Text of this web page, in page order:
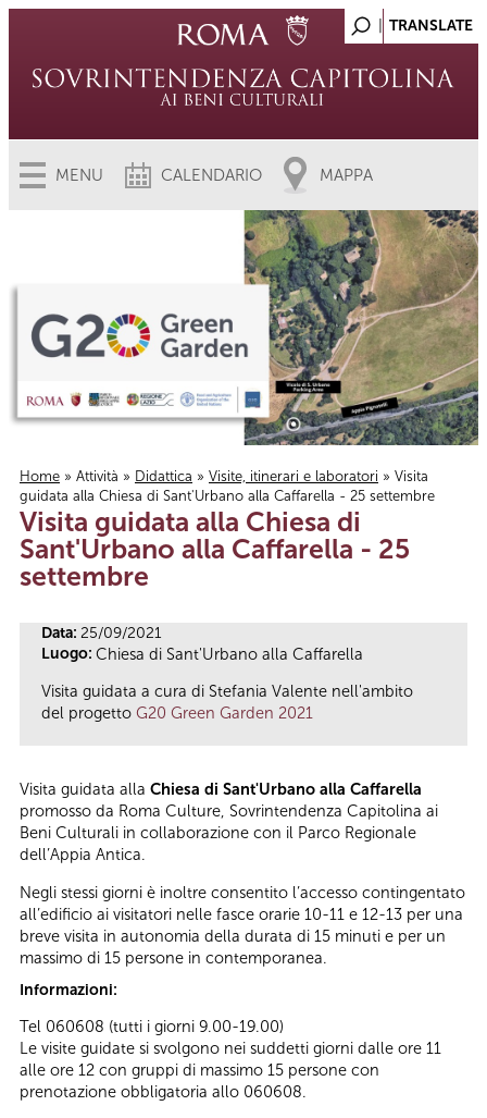
MENU CALENDARIO MAPPA
Tu sei qui
Home » Attività » Didattica » Visite, itinerari e laboratori » Visita
guidata alla Chiesa di Sant'Urbano alla Caffarella - 25 settembre
Visita guidata alla Chiesa di
Sant'Urbano alla Caffarella - 25
settembre
Data: 25/09/2021
Luogo: Chiesa di Sant'Urbano alla Caffarella
Visita guidata a cura di Stefania Valente nell'ambito
del progetto G20 Green Garden 2021
Visita guidata alla Chiesa di Sant'Urbano alla Caffarella
promosso da Roma Culture, Sovrintendenza Capitolina ai
Beni Culturali in collaborazione con il Parco Regionale
dell’Appia Antica.
Negli stessi giorni è inoltre consentito l’accesso contingentato
all’edificio ai visitatori nelle fasce orarie 10-11 e 12-13 per una
breve visita in autonomia della durata di 15 minuti e per un
massimo di 15 persone in contemporanea.
Informazioni:
Tel 060608 (tutti i giorni 9.00-19.00)
Le visite guidate si svolgono nei suddetti giorni dalle ore 11
alle ore 12 con gruppi di massimo 15 persone con
prenotazione obbligatoria allo 060608.